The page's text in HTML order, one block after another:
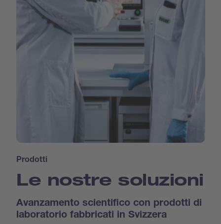
Prodotti
Le nostre soluzioni
Avanzamento scientifico con prodotti di
laboratorio fabbricati in Svizzera